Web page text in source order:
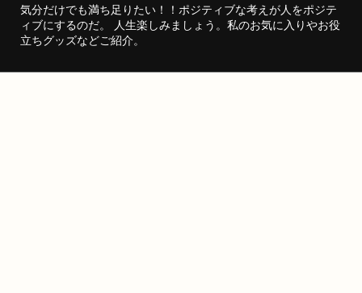
気分だけでも満ち足りたい！！ポジティブな考えが人をポジテ
ィブにするのだ。 人生楽しみましょう。私のお気に入りやお役
立ちグッズなどご紹介。